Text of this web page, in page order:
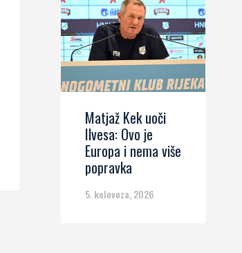
Matjaž Kek uoči
Ilvesa: Ovo je
Europa i nema više
popravka
5. kolovoza, 2026